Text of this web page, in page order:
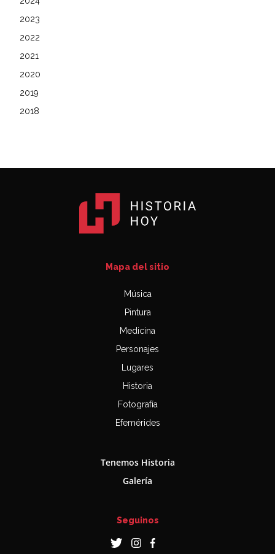
2023
2022
2021
2020
2019
2018
Mapa del sitio
Música
Pintura
Medicina
Personajes
Lugares
Historia
Fotografía
Efemérides
Tenemos Historia
Galería
Seguinos